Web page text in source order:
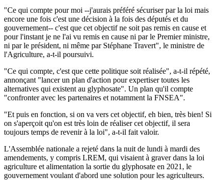
"Ce qui compte pour moi --j'aurais préféré sécuriser par la loi mais
encore une fois c'est une décision à la fois des députés et du
gouvernement-- c'est que cet objectif ne soit pas remis en cause et
pour l'instant je ne l'ai vu remis en cause ni par le Premier ministre,
ni par le président, ni même par Stéphane Travert", le ministre de
l'Agriculture, a-t-il poursuivi.
"Ce qui compte, c'est que cette politique soit réalisée", a-t-il répété,
annonçant "lancer un plan d'action pour expertiser toutes les
alternatives qui existent au glyphosate". Un plan qu'il compte
"confronter avec les partenaires et notamment la FNSEA".
"Et puis en fonction, si on va vers cet objectif, eh bien, très bien! Si
on s'aperçoit qu'on est très loin de réaliser cet objectif, il sera
toujours temps de revenir à la loi", a-t-il fait valoir.
L'Assemblée nationale a rejeté dans la nuit de lundi à mardi des
amendements, y compris LREM, qui visaient à graver dans la loi
agriculture et alimentation la sortie du glyphosate en 2021, le
gouvernement voulant d'abord une solution pour les agriculteurs.